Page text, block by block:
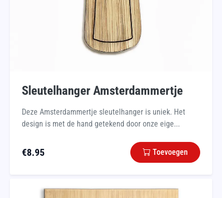
Sleutelhanger Amsterdammertje
Deze Amsterdammertje sleutelhanger is uniek. Het
design is met de hand getekend door onze eige...
€8.95 Toevoegen